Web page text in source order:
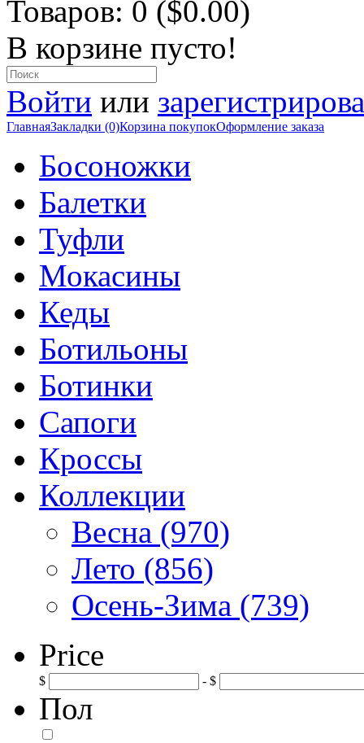
Товаров: 0 ($0.00)
В корзине пусто!
Войти или
ГлавнаяЗакладки (0)Корзина покупокОформление заказа
Босоножки
Балетки
Туфли
Мокасины
Кеды
Ботильоны
Ботинки
Сапоги
Кроссы
Коллекции
Весна (970)
Лето (856)
Осень-Зима (739)
Price
$ - $
Пол